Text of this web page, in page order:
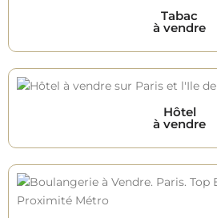
Tabac
à vendre
Hôtel
à vendre